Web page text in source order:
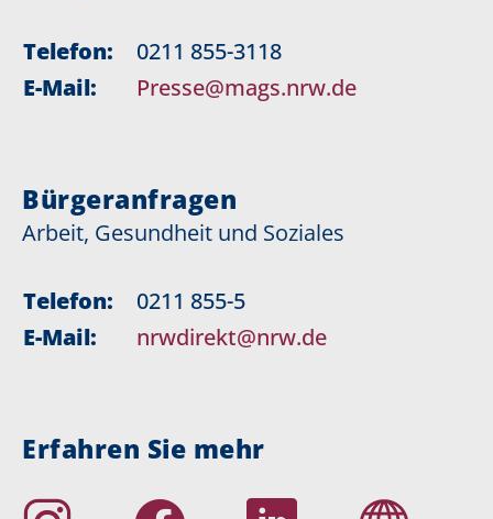
Telefon:
0211 855-3118
E-Mail:
Presse@mags.nrw.de
Bürgeranfragen
Arbeit, Gesundheit und Soziales
Telefon:
0211 855-5
E-Mail:
nrwdirekt@nrw.de
Erfahren Sie mehr